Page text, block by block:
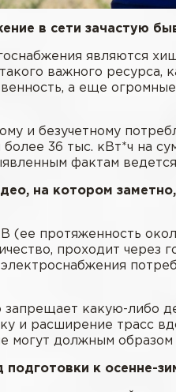
в сети зачастую
являются
важного ресурса,
а еще
и безучетному
36 тыс. кВт*ч на
фактам
на котором
(ее протяженность
проходит
какую-либо
и расширение трасс
могут должным
к осенне-